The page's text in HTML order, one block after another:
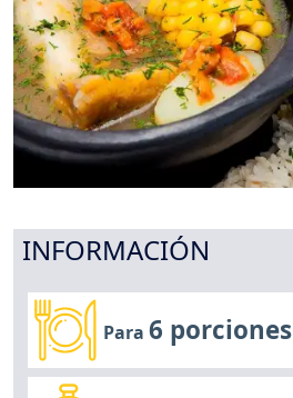
INFORMACIÓN
Para6 porciones